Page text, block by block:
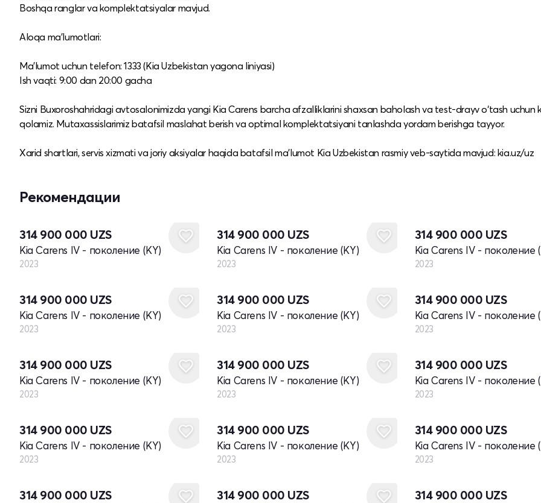
Boshqa ranglar va komplektatsiyalar mavjud.​
Aloqa ma’lumotlari:
Ma’lumot uchun telefon: 1333 (Kia Uzbekistan yagona liniyasi)
Ish vaqti: 9:00 dan 20:00 gacha
Sizni Buxoroshahridagi avtosalonimizda yangi Kia Carens barcha afzalliklarini shaxsan baholash va test-drayv o‘tash uchun
qolamiz. Mutaxassislarimiz batafsil maslahat berish va optimal komplektatsiyani tanlashda yordam berishga tayyor.
​Xarid shartlari, servis xizmati va joriy aksiyalar haqida batafsil ma’lumot Kia Uzbekistan rasmiy veb-saytida mavjud: kia.uz/uz
Рекомендации
314 900 000 UZS
Kia Carens IV - поколение (KY)
2023
314 900 000 UZS
Kia Carens IV - поколение (KY)
2023
314 900 000 UZS
Kia Carens IV - поколение
2023
314 900 000 UZS
Kia Carens IV - поколение (KY)
2023
314 900 000 UZS
Kia Carens IV - поколение (KY)
2023
314 900 000 UZS
Kia Carens IV - поколение
2023
314 900 000 UZS
Kia Carens IV - поколение (KY)
2023
314 900 000 UZS
Kia Carens IV - поколение (KY)
2023
314 900 000 UZS
Kia Carens IV - поколение
2023
314 900 000 UZS
Kia Carens IV - поколение (KY)
2023
314 900 000 UZS
Kia Carens IV - поколение (KY)
2023
314 900 000 UZS
Kia Carens IV - поколение
2023
314 900 000 UZS 314 900 000 UZS 314 900 000 UZS